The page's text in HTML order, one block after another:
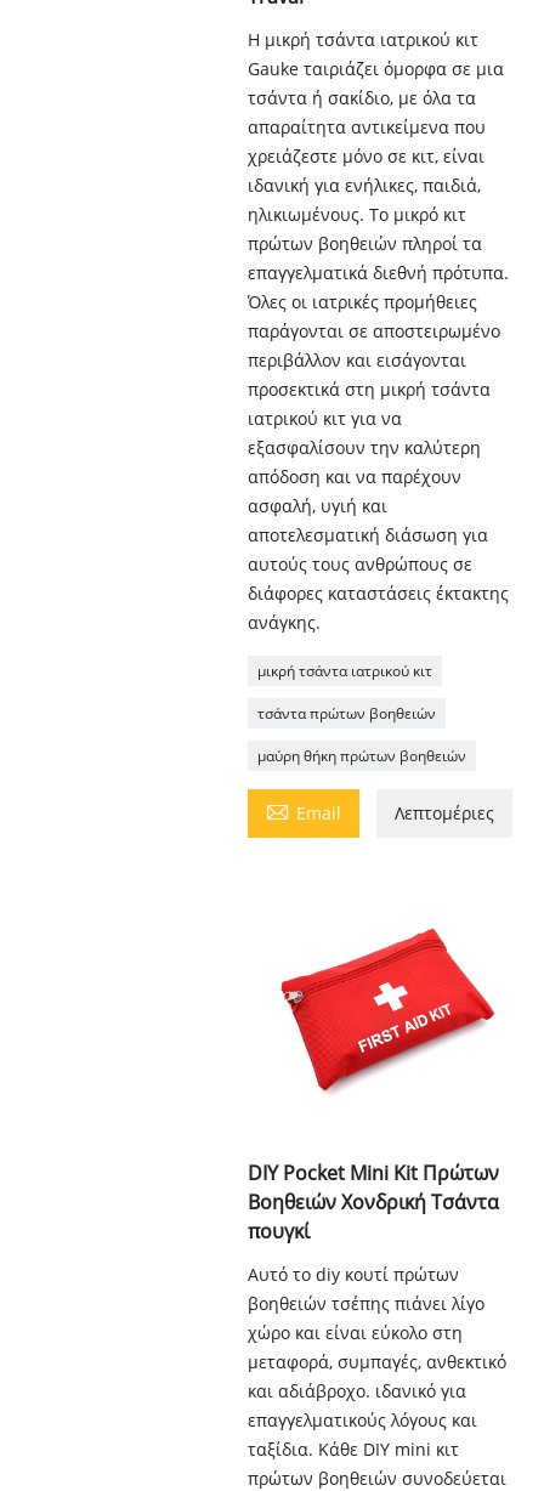
Η μικρή τσάντα ιατρικού κιτ
Gauke ταιριάζει όμορφα σε μια
τσάντα ή σακίδιο, με όλα τα
απαραίτητα αντικείμενα που
χρειάζεστε μόνο σε κιτ, είναι
ιδανική για ενήλικες, παιδιά,
ηλικιωμένους. Το μικρό κιτ
πρώτων βοηθειών πληροί τα
επαγγελματικά διεθνή πρότυπα.
Όλες οι ιατρικές προμήθειες
παράγονται σε αποστειρωμένο
περιβάλλον και εισάγονται
προσεκτικά στη μικρή τσάντα
ιατρικού κιτ για να
εξασφαλίσουν την καλύτερη
απόδοση και να παρέχουν
ασφαλή, υγιή και
αποτελεσματική διάσωση για
αυτούς τους ανθρώπους σε
διάφορες καταστάσεις έκτακτης
ανάγκης.
μικρή τσάντα ιατρικού κιτ
τσάντα πρώτων βοηθειών
μαύρη θήκη πρώτων βοηθειών
 Email Λεπτομέριες
DIY Pocket Mini Kit Πρώτων
Βοηθειών Χονδρική Τσάντα
πουγκί
Αυτό το diy κουτί πρώτων
βοηθειών τσέπης πιάνει λίγο
χώρο και είναι εύκολο στη
μεταφορά, συμπαγές, ανθεκτικό
και αδιάβροχο. ιδανικό για
επαγγελματικούς λόγους και
ταξίδια. Κάθε DIY mini κιτ
πρώτων βοηθειών συνοδεύεται